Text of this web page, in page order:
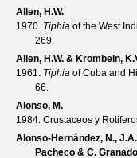
Allen, H.W.
1970. Tiphia of the West
269.
Allen, H.W. & Krombein,
1961. Tiphia of Cuba and
66.
Alonso, M.
1984. Crustaceos y
Alonso-Hernández, N.,
Pacheco & C.